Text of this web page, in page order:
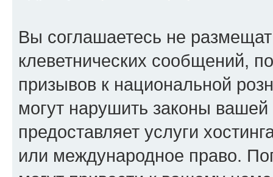
Вы соглашаетесь не
клеветнических сообщений,
призывов к национальной
могут нарушить законы
предоставляет услуги
или международное право.